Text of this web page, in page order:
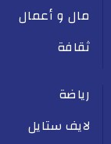
مال و أعمال
ثقافة
رياضة
لايف ستايل